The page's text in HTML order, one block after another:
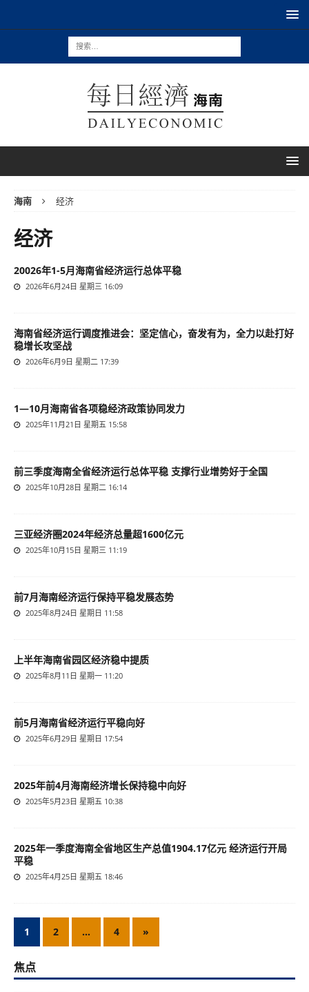
海南 经济
经济
20026年1-5月海南省经济运行总体平稳
2026年6月24日 星期三 16:09
海南省经济运行调度推进会：坚定信心，奋发有为，全力以赴打好
稳增长攻坚战
2026年6月9日 星期二 17:39
1—10月海南省各项稳经济政策协同发力
2025年11月21日 星期五 15:58
前三季度海南全省经济运行总体平稳 支撑行业增势好于全国
2025年10月28日 星期二 16:14
三亚经济圈2024年经济总量超1600亿元
2025年10月15日 星期三 11:19
前7月海南经济运行保持平稳发展态势
2025年8月24日 星期日 11:58
上半年海南省园区经济稳中提质
2025年8月11日 星期一 11:20
前5月海南省经济运行平稳向好
2025年6月29日 星期日 17:54
2025年前4月海南经济增长保持稳中向好
2025年5月23日 星期五 10:38
2025年一季度海南全省地区生产总值1904.17亿元 经济运行开局
平稳
2025年4月25日 星期五 18:46
1 2 … 4 »
焦点